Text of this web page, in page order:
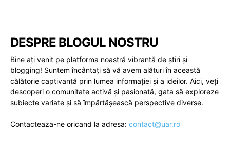
DESPRE BLOGUL NOSTRU
Bine ați venit pe platforma noastră vibrantă de știri și
blogging! Suntem încântați să vă avem alături în această
călătorie captivantă prin lumea informației și a ideilor. Aici, veți
descoperi o comunitate activă și pasionată, gata să exploreze
subiecte variate și să împărtășească perspective diverse.
Contacteaza-ne oricand la adresa: contact@uar.ro